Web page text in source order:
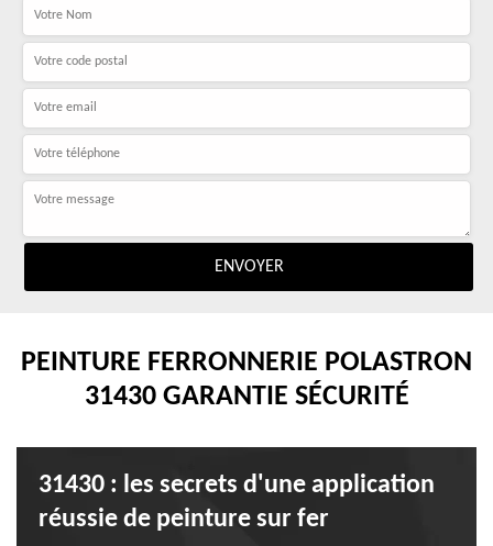
PEINTURE FERRONNERIE POLASTRON
31430 GARANTIE SÉCURITÉ
31430 : les secrets d'une application
réussie de peinture sur fer